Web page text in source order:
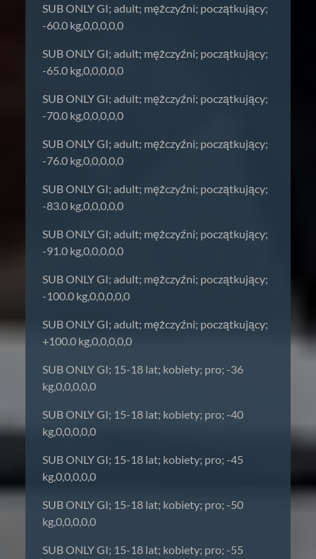
SUB ONLY GI; adult; mężczyźni; początkujący;
-60.0 kg,0,0,0,0,0
SUB ONLY GI; adult; mężczyźni; początkujący;
-65.0 kg,0,0,0,0,0
SUB ONLY GI; adult; mężczyźni; początkujący;
-70.0 kg,0,0,0,0,0
SUB ONLY GI; adult; mężczyźni; początkujący;
-76.0 kg,0,0,0,0,0
SUB ONLY GI; adult; mężczyźni; początkujący;
-83.0 kg,0,0,0,0,0
SUB ONLY GI; adult; mężczyźni; początkujący;
-91.0 kg,0,0,0,0,0
SUB ONLY GI; adult; mężczyźni; początkujący;
-100.0 kg,0,0,0,0,0
SUB ONLY GI; adult; mężczyźni; początkujący;
+100.0 kg,0,0,0,0,0
SUB ONLY GI; 15-18 lat; kobiety; pro; -36
kg,0,0,0,0,0
SUB ONLY GI; 15-18 lat; kobiety; pro; -40
kg,0,0,0,0,0
SUB ONLY GI; 15-18 lat; kobiety; pro; -45
kg,0,0,0,0,0
SUB ONLY GI; 15-18 lat; kobiety; pro; -50
kg,0,0,0,0,0
SUB ONLY GI; 15-18 lat; kobiety; pro; -55